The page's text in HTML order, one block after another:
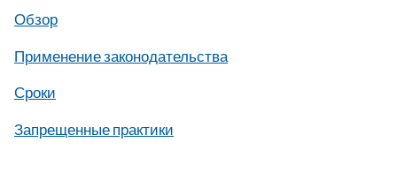
Обзор
Применение законодательства
Сроки
Запрещенные практики